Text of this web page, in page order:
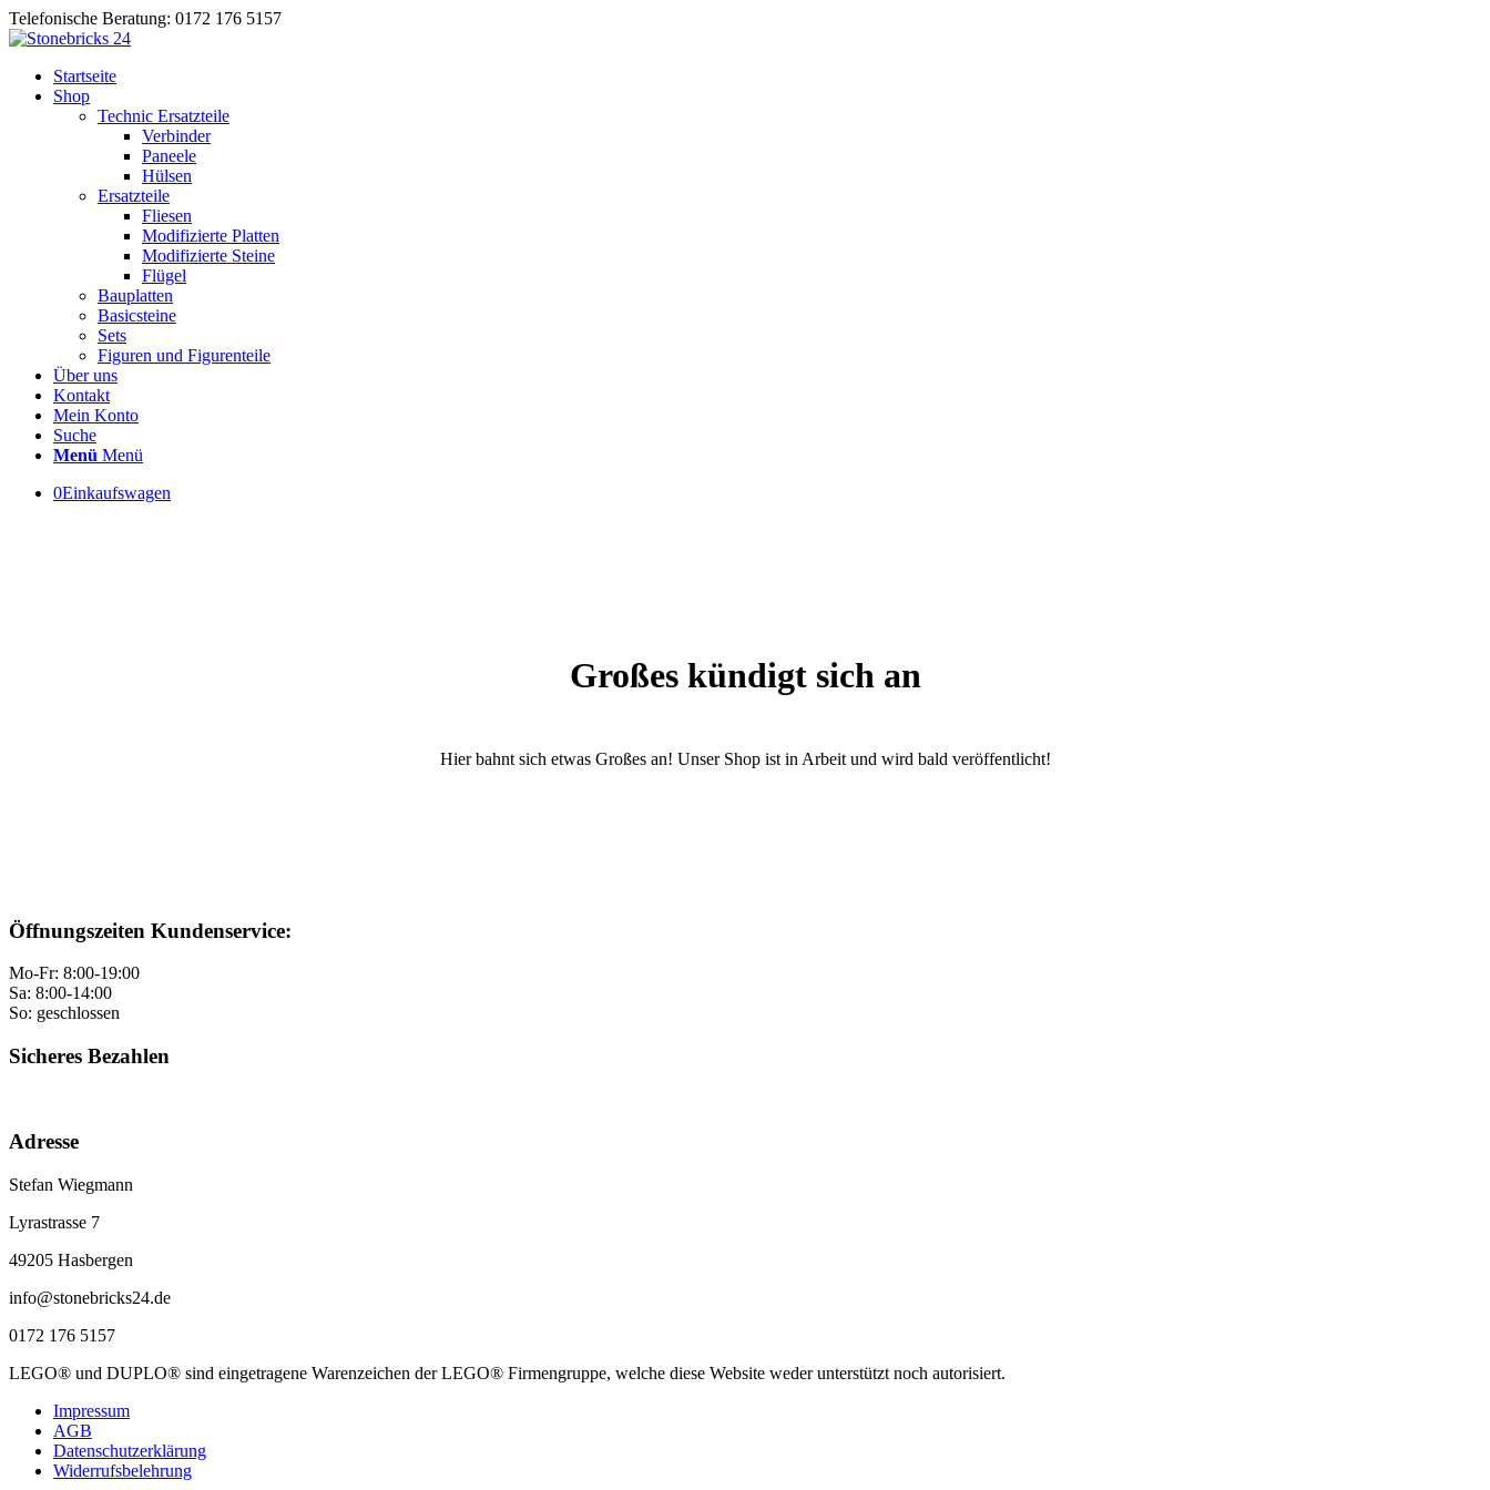
Telefonische Beratung: 0172 176 5157
Startseite
Shop
Technic Ersatzteile
Verbinder
Paneele
Hülsen
Ersatzteile
Fliesen
Modifizierte Platten
Modifizierte Steine
Flügel
Bauplatten
Basicsteine
Sets
Figuren und Figurenteile
Über uns
Kontakt
Mein Konto
Suche
Menü Menü
0Einkaufswagen
Großes kündigt sich an
Hier bahnt sich etwas Großes an! Unser Shop ist in Arbeit und wird bald veröffentlicht!
Öffnungszeiten Kundenservice:
Mo-Fr: 8:00-19:00
Sa: 8:00-14:00
So: geschlossen
Sicheres Bezahlen
Adresse
Stefan Wiegmann
Lyrastrasse 7
49205 Hasbergen
info@stonebricks24.de
0172 176 5157
LEGO® und DUPLO® sind eingetragene Warenzeichen der LEGO® Firmengruppe, welche diese Website weder unterstützt noch autorisiert.
Impressum
AGB
Datenschutzerklärung
Widerrufsbelehrung